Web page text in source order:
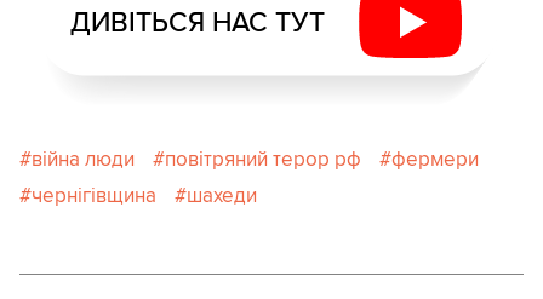
ДИВІТЬСЯ НАС ТУТ
війна люди повітряний терор рф
фермери
чернігівщина
шахеди